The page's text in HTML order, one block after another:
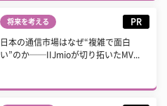
将来を考える PR
日本の通信市場はなぜ“複雑で面白
い”のか──IIJmioが切り拓いたMV...